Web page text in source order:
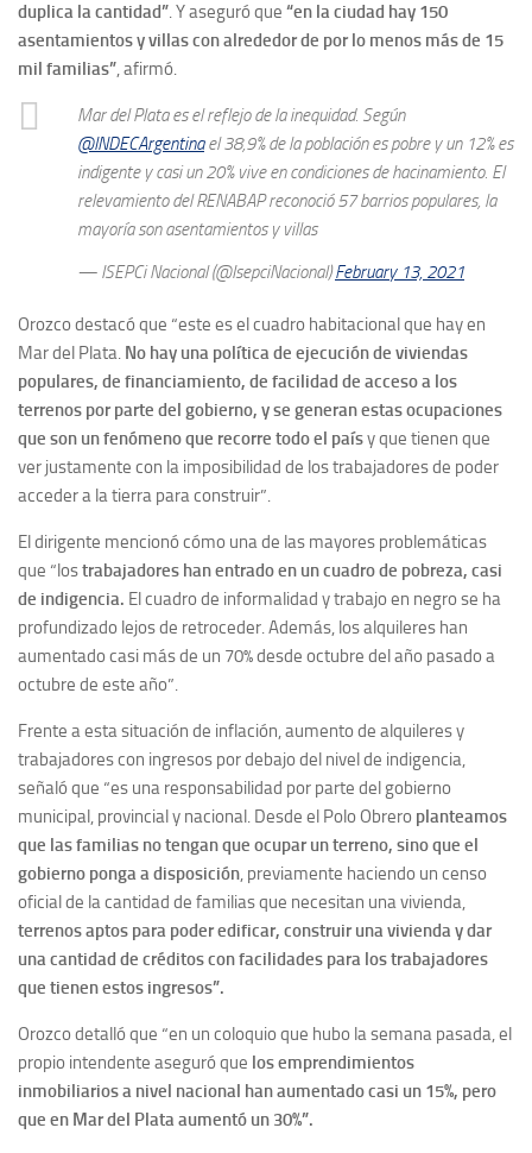
duplica la cantidad”. Y aseguró que “en la ciudad hay 150
asentamientos y villas con alrededor de por lo menos más de 15
mil familias”, afirmó.
Mar del Plata es el reflejo de la inequidad. Según
@INDECArgentinael 38,9% de la población es pobre y un 12% es
indigente y casi un 20% vive en condiciones de hacinamiento. El
relevamiento del RENABAP reconoció 57 barrios populares, la
mayoría son asentamientos y villas
— ISEPCi Nacional (@IsepciNacional)February 13, 2021
Orozco destacó que “este es el cuadro habitacional que hay en
Mar del Plata. No hay una política de ejecución de viviendas
populares, de financiamiento, de facilidad de acceso a los
terrenos por parte del gobierno, y se generan estas ocupaciones
que son un fenómeno que recorre todo el paísy que tienen que
ver justamente con la imposibilidad de los trabajadores de poder
acceder a la tierra para construir”.
El dirigente mencionó cómo una de las mayores problemáticas
que “lostrabajadores han entrado en un cuadro de pobreza, casi
de indigencia. El cuadro de informalidad y trabajo en negro se ha
profundizado lejos de retroceder. Además, los alquileres han
aumentado casi más de un 70% desde octubre del año pasado a
octubre de este año”.
Frente a esta situación de inflación, aumento de alquileres y
trabajadores con ingresos por debajo del nivel de indigencia,
señaló que “es una responsabilidad por parte del gobierno
municipal, provincial y nacional. Desde el Polo Obrero planteamos
que las familias no tengan que ocupar un terreno, sino que el
gobierno ponga a disposición, previamente haciendo un censo
oficial de la cantidad de familias que necesitan una vivienda,
terrenos aptos para poder edificar, construir una vivienda y dar
una cantidad de créditos con facilidades para los trabajadores
que tienen estos ingresos”.
Orozco detalló que “en un coloquio que hubo la semana pasada, el
propio intendente aseguró que los emprendimientos
inmobiliarios a nivel nacional han aumentado casi un 15%, pero
que en Mar del Plata aumentó un 30%”.